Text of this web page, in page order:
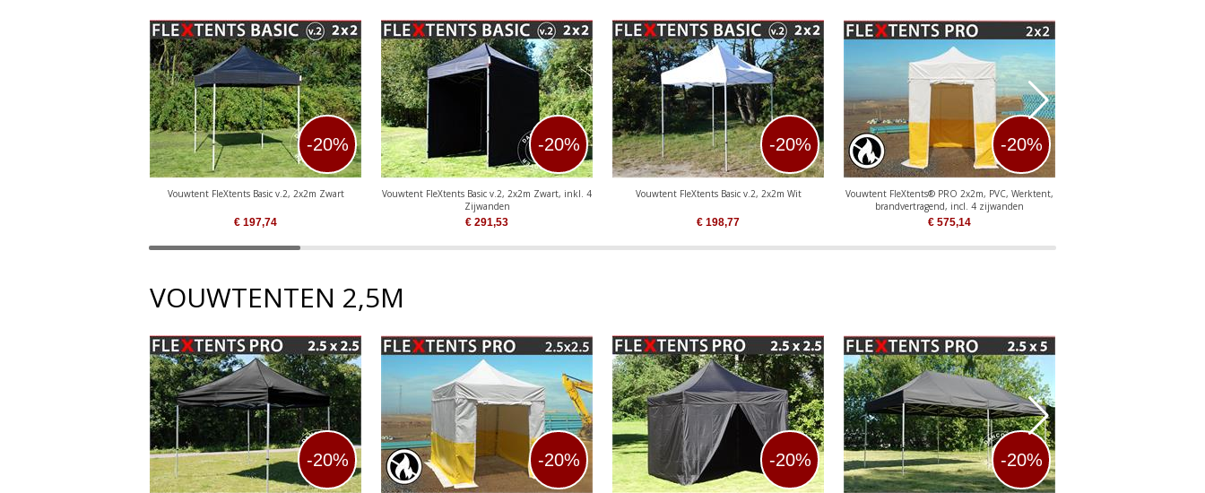
-20%
Vouwtent FleXtents Basic v.2, 2x2m Zwart
€ 197,74
-20%
Vouwtent FleXtents Basic v.2, 2x2m Zwart, inkl. 4
Zijwanden
€ 291,53
-20%
Vouwtent FleXtents Basic v.2, 2x2m Wit
€ 198,77
-20%
Vouwtent FleXtents® PRO 2x2m, PVC, Werktent,
brandvertragend, incl. 4 zijwanden
€ 575,14
VOUWTENTEN 2,5M
-20% -20% -20% -20%